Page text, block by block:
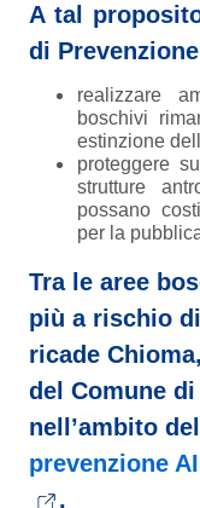
A tal
di
realizzare
boschivi
estinzione
proteggere
strutture
possano
per la
Tra le aree
più a rischio
ricade
del Comune
nell’ambito del
prevenzione
.